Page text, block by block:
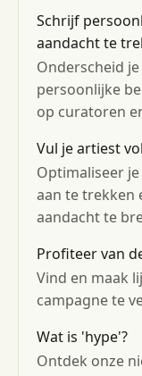
Schrijf
aandacht te
Onderscheid
persoonlijke
op curatoren
Vul je artiest
Optimaliseer
aan te trekken
aandacht te
Profiteer van
Vind en maak
campagne te
Wat is 'hype'?
Ontdek onze